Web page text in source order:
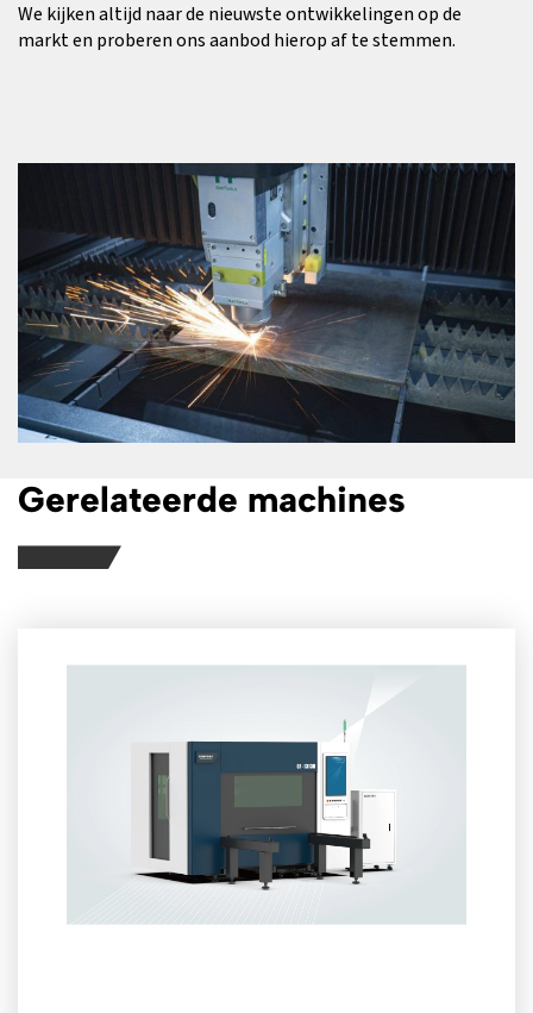
We kijken altijd naar de nieuwste ontwikkelingen op de
markt en proberen ons aanbod hierop af te stemmen.
Gerelateerde machines